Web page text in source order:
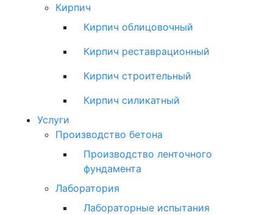
Кирпич
Кирпич облицовочный
Кирпич реставрационный
Кирпич строительный
Кирпич силикатный
Услуги
Производство бетона
Производство ленточного
фундамента
Лаборатория
Лабораторные испытания